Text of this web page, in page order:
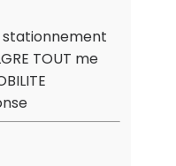
stationnement
TOUT me